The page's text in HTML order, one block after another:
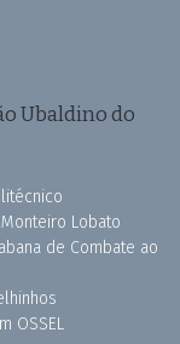
Ubaldino do
Lobato
de Combate ao
OSSEL